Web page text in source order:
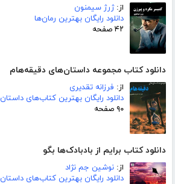
از:ژرژ سیمنون
دانلود رایگان بهترین رمان‌ها
۴۲ صفحه
دانلود کتاب مجموعه داستان‌های دقیقه‌هام
از: فرزانه تقدیری
دانلود رایگان بهترین کتاب‌های داستان
۹۰ صفحه
دانلود کتاب برایم از بادبادک‌ها بگو
از: نوشین جم نژاد
دانلود رایگان بهترین کتاب‌های داستان